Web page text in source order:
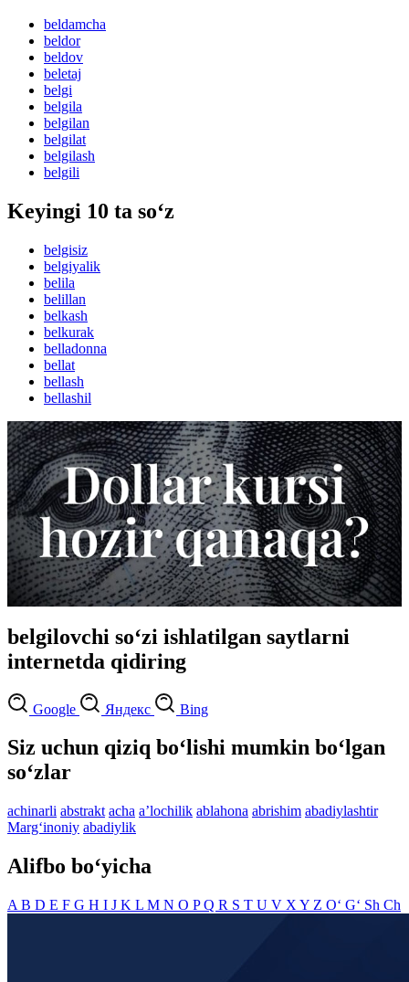
beldamcha
beldor
beldov
beletaj
belgi
belgila
belgilan
belgilat
belgilash
belgili
Keyingi 10 ta so‘z
belgisiz
belgiyalik
belila
belillan
belkash
belkurak
belladonna
bellat
bellash
bellashil
belgilovchi so‘zi ishlatilgan saytlarni
internetda qidiring
Google Яндекс Bing
Siz uchun qiziq bo‘lishi mumkin bo‘lgan
so‘zlar
achinarli abstrakt acha aʼlochilik ablahona abrishim abadiylashtir
Marg‘inoniy abadiylik
Alifbo bo‘yicha
A B D E F G H I J K L M N O PQ R S T U V X Y Z O‘ G‘ Sh Ch